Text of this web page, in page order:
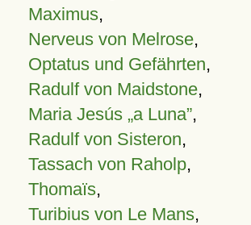
Maximus,
Nerveus von Melrose,
Optatus und Gefährten,
Radulf von Maidstone,
Maria Jesús „a Luna”,
Radulf von Sisteron,
Tassach von Raholp,
Thomaïs,
Turibius von Le Mans,